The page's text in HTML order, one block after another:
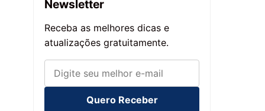
Newsletter
Receba as melhores dicas e
atualizações gratuitamente.
Quero Receber